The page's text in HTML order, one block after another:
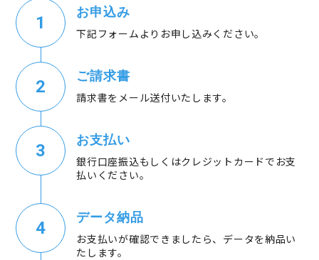
お申込み
下記フォームよりお申し込みください。
ご請求書
請求書をメール送付いたします。
お支払い
銀行口座振込もしくはクレジットカードでお支
払いください。
データ納品
お支払いが確認できましたら、データを納品い
たします。